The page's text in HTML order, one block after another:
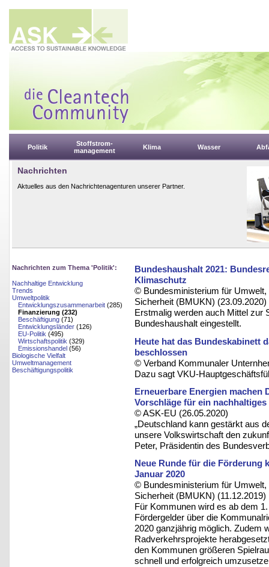
Politik
Stoffstrom-
management
Klima Wasser
Nachrichten
Aktuelles aus den Nachrichtenagenturen unserer Partner.
Nachrichten zum Thema 'Politik':
Nachhaltige Entwicklung
Trends
Umweltpolitik
Entwicklungszusammenarbeit (285)
Finanzierung (232)
Beschäftigung (71)
Entwicklungsländer (126)
EU-Politik (495)
Wirtschaftspolitik (329)
Emissionshandel (56)
Biologische Vielfalt
Umweltmanagement
Beschäftigungspolitik
Bundeshaushalt 2021:
Klimaschutz
© Bundesministerium für
Sicherheit (BMUKN) (23.09.2020)
Erstmalig werden auch Mittel zur
Bundeshaushalt eingestellt.
Heute hat das Bundeskabinett
beschlossen
© Verband Kommunaler
Dazu sagt VKU-
Erneuerbare Energien machen
Vorschläge für ein
© ASK-EU (26.05.2020)
„Deutschland kann gestärkt aus
unsere Volkswirtschaft den
Peter, Präsidentin des
Neue Runde für die Förderung
Januar 2020
© Bundesministerium für
Sicherheit (BMUKN) (11.12.2019)
Für Kommunen wird es ab dem
Fördergelder über die
2020 ganzjährig möglich. Zudem
Radverkehrsprojekte
den Kommunen größeren
schnell und erfolgreich